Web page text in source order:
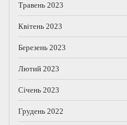
Травень 2023
Квітень 2023
Березень 2023
Лютий 2023
Січень 2023
Грудень 2022